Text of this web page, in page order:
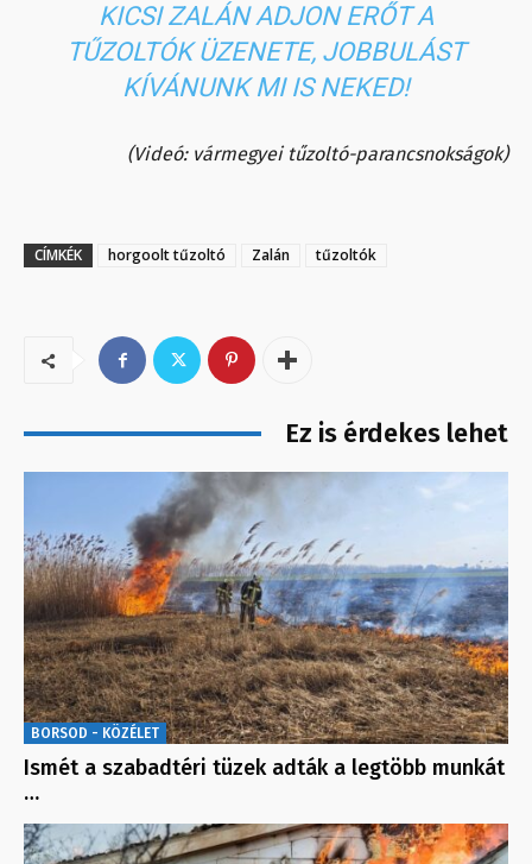
KICSI ZALÁN ADJON ERŐT A
TŰZOLTÓK ÜZENETE, JOBBULÁST
KÍVÁNUNK MI IS NEKED!
(Videó: vármegyei tűzoltó-parancsnokságok)
CÍMKÉK horgoolt tűzoltó Zalán tűzoltók
Ez is érdekes lehet
BORSOD - KÖZÉLET
Ismét a szabadtéri tüzek adták a legtöbb munkát
…